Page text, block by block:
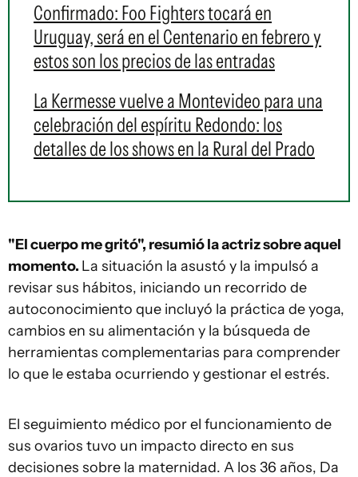
Confirmado: Foo Fighters tocará en
Uruguay, será en el Centenario en febrero y
estos son los precios de las entradas
La Kermesse vuelve a Montevideo para una
celebración del espíritu Redondo: los
detalles de los shows en la Rural del Prado
"El cuerpo me gritó", resumió la actriz sobre aquel
momento. La situación la asustó y la impulsó a
revisar sus hábitos, iniciando un recorrido de
autoconocimiento que incluyó la práctica de yoga,
cambios en su alimentación y la búsqueda de
herramientas complementarias para comprender
lo que le estaba ocurriendo y gestionar el estrés.
El seguimiento médico por el funcionamiento de
sus ovarios tuvo un impacto directo en sus
decisiones sobre la maternidad. A los 36 años, Da